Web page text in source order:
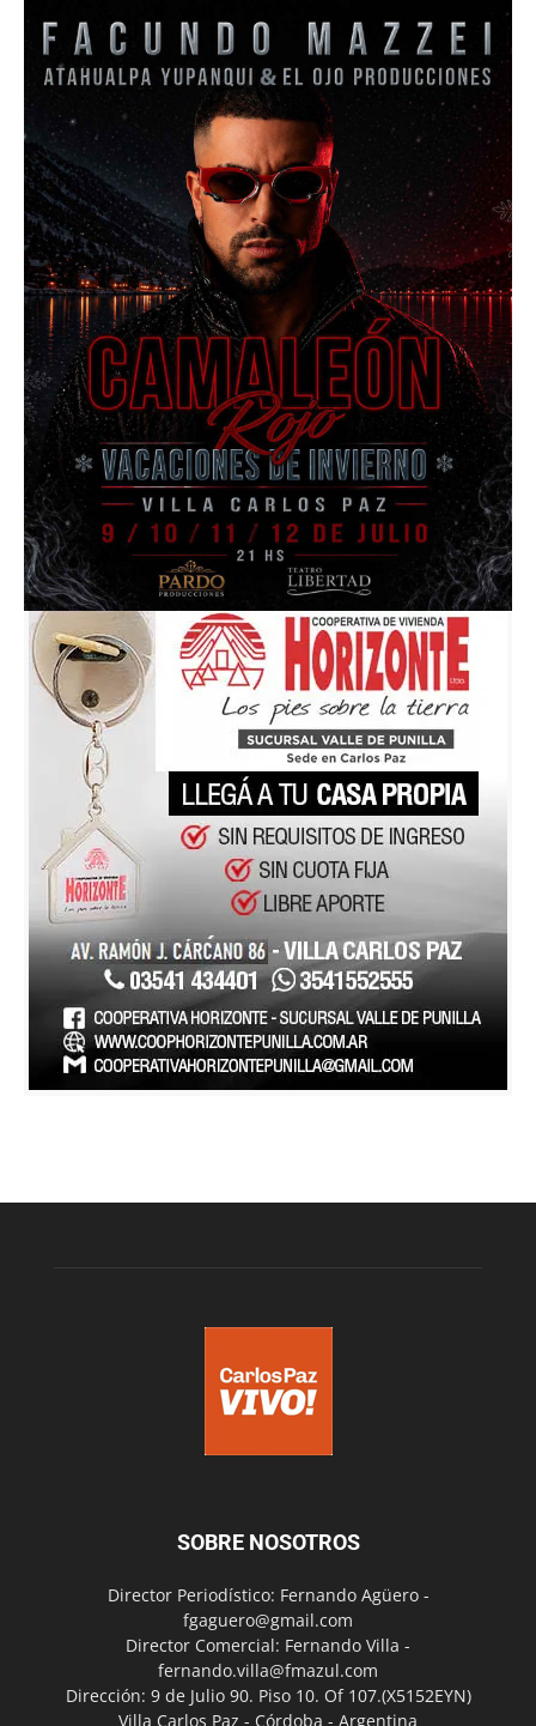
SOBRE NOSOTROS
Director Periodístico: Fernando Agüero -
fgaguero@gmail.com
Director Comercial: Fernando Villa -
fernando.villa@fmazul.com
Dirección: 9 de Julio 90. Piso 10. Of 107.(X5152EYN)
Villa Carlos Paz - Córdoba - Argentina